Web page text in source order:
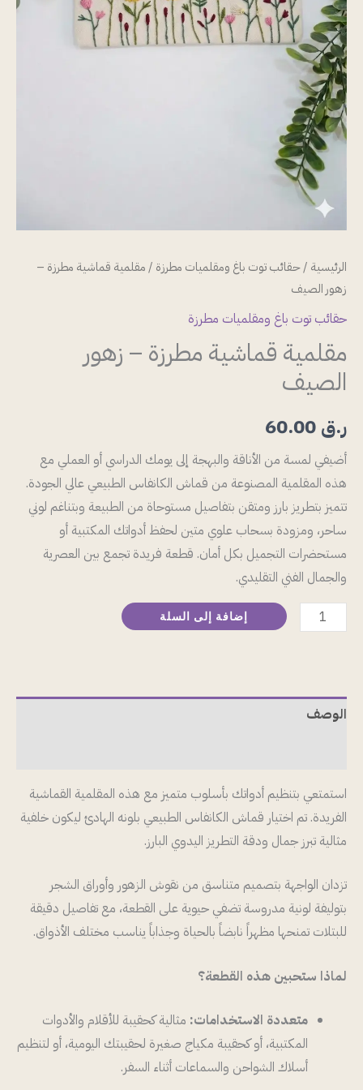
الرئيسية /حقائب توت باغ ومقلميات مطرزة / مقلمية قماشية مطرزة –
زهور الصيف
حقائب توت باغ ومقلميات مطرزة
مقلمية قماشية مطرزة – زهور
الصيف
ر.ق
أضيفي لمسة من الأناقة والبهجة إلى يومك الدراسي أو العملي مع
هذه المقلمية المصنوعة من قماش الكانفاس الطبيعي عالي الجودة.
تتميز بتطريز بارز ومتقن بتفاصيل مستوحاة من الطبيعة وبتناغم لوني
ساحر، ومزودة بسحاب علوي متين لحفظ أدواتك المكتبية أو
مستحضرات التجميل بكل أمان. قطعة فريدة تجمع بين العصرية
والجمال الفني التقليدي.
إضافة إلى السلة
الوصف
استمتعي بتنظيم أدواتك بأسلوب متميز مع هذه المقلمية القماشية
الفريدة. تم اختيار قماش الكانفاس الطبيعي بلونه الهادئ ليكون خلفية
مثالية تبرز جمال ودقة التطريز اليدوي البارز.
تزدان الواجهة بتصميم متناسق من نقوش الزهور وأوراق الشجر
بتوليفة لونية مدروسة تضفي حيوية على القطعة، مع تفاصيل دقيقة
للبتلات تمنحها مظهراً نابضاً بالحياة وجذاباً يناسب مختلف الأذواق.
لماذا ستحبين هذه القطعة؟
متعددة الاستخدامات: مثالية كحقيبة للأقلام والأدوات
المكتبية، أو كحقيبة مكياج صغيرة لحقيبتك اليومية، أو لتنظيم
أسلاك الشواحن والسماعات أثناء السفر.